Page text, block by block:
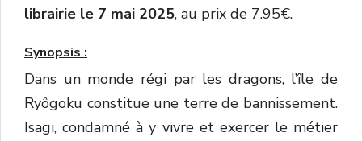
librairie le 7 mai 2025, au prix de 7.95€.
Synopsis :
Dans un monde régi par les dragons, l’île de
Ryôgoku constitue une terre de bannissement.
Isagi, condamné à y vivre et exercer le métier